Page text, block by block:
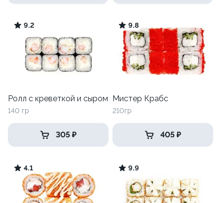
9.2
Ролл с креветкой и сыром
140 гр
305 ₽
9.8
Мистер Крабс
210гр
405 ₽
4.1 9.9